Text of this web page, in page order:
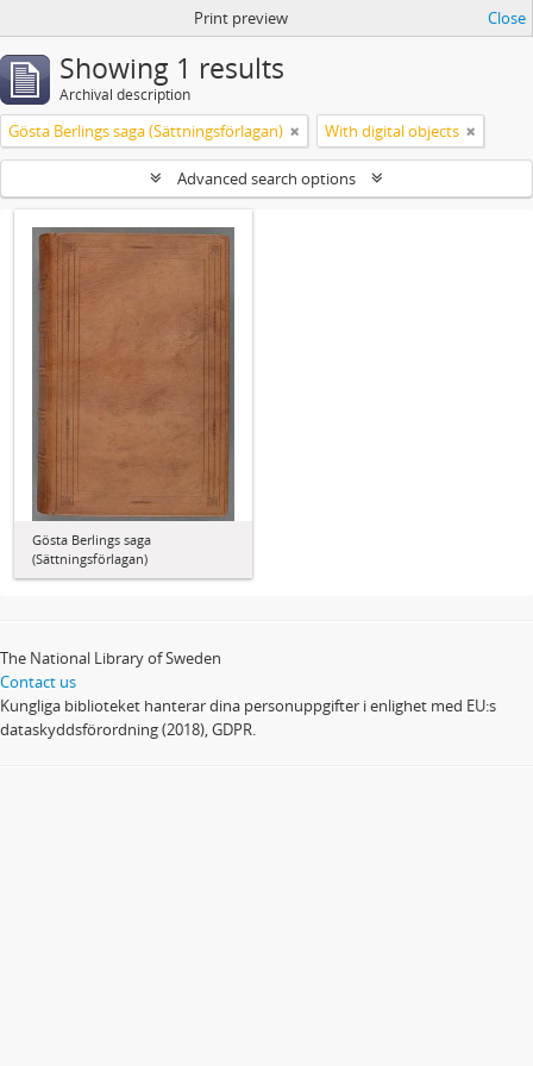
Print preview Close
Showing 1 results
Archival description
Gösta Berlings saga (Sättningsförlagan) With digital objects
Advanced search options
Gösta Berlings saga
(Sättningsförlagan)
The National Library of Sweden
Contact us
Kungliga biblioteket hanterar dina personuppgifter i enlighet med EU:s
dataskyddsförordning (2018), GDPR.